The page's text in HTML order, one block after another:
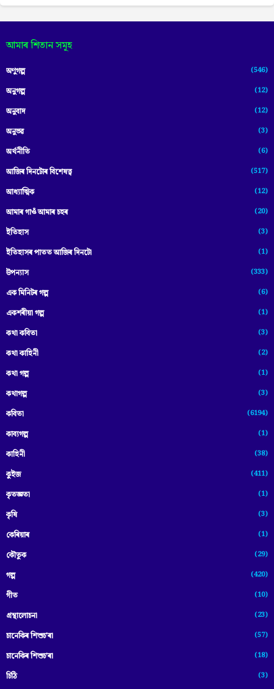
আমাৰ শিতান সমূহ
অণুগল্প (546)
অনুগল্প (12)
অনুবাদ (12)
অনুভৱ (3)
অৰ্থনীতি (6)
আজিৰ দিনটোৰ বিশেষত্ব (517)
আধ্যাত্মিক (12)
আমাৰ গাওঁ আমাৰ চহৰ (20)
ইতিহাস (3)
ইতিহাসৰ পাতত আজিৰ দিনটো (1)
উপন্যাস (333)
এক মিনিটৰ গল্প (6)
একশৰীয়া গল্প (1)
কথা কবিতা (3)
কথা কাহিনী (2)
কথা গল্প (1)
কথাগল্প (3)
কবিতা (6194)
কাব্যগল্প (1)
কাহিনী (38)
কুইজ (411)
কৃতজ্ঞতা (1)
কৃষি (3)
কেৰিয়াৰ (1)
কৌতুক (29)
গল্প (420)
গীত (10)
গ্ৰন্থালোচনা (23)
চানেকিৰ শিশুচ'ৰা (57)
চানেকিৰ শিশুচ’ৰা (18)
চিঠি (3)